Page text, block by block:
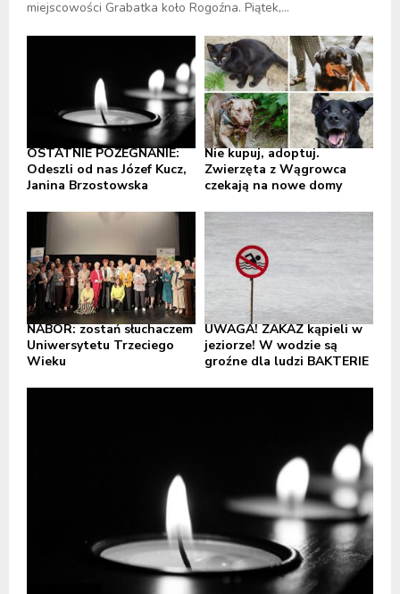
miejscowości Grabatka koło Rogoźna. Piątek,...
OSTATNIE POŻEGNANIE:
Odeszli od nas Józef Kucz,
Janina Brzostowska
Nie kupuj, adoptuj.
Zwierzęta z Wągrowca
czekają na nowe domy
NABÓR: zostań słuchaczem
Uniwersytetu Trzeciego
Wieku
UWAGA! ZAKAZ kąpieli w
jeziorze! W wodzie są
groźne dla ludzi BAKTERIE